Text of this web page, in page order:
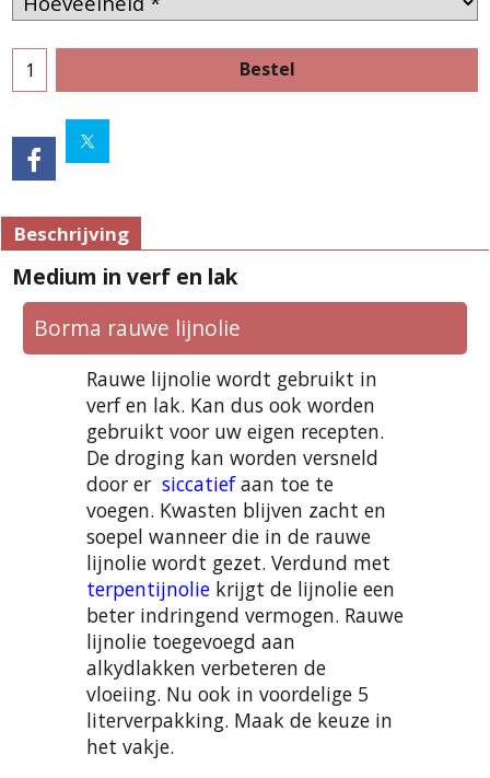
Bestel
Beschrijving
Medium in verf en lak
Borma rauwe lijnolie
Rauwe lijnolie wordt gebruikt in
verf en lak. Kan dus ook worden
gebruikt voor uw eigen recepten.
De droging kan worden versneld
door er siccatiefaan toe te
voegen. Kwasten blijven zacht en
soepel wanneer die in de rauwe
lijnolie wordt gezet. Verdund met
terpentijnolie krijgt de lijnolie een
beter indringend vermogen. Rauwe
lijnolie toegevoegd aan
alkydlakken verbeteren de
vloeiing. Nu ook in voordelige 5
literverpakking. Maak de keuze in
het vakje.